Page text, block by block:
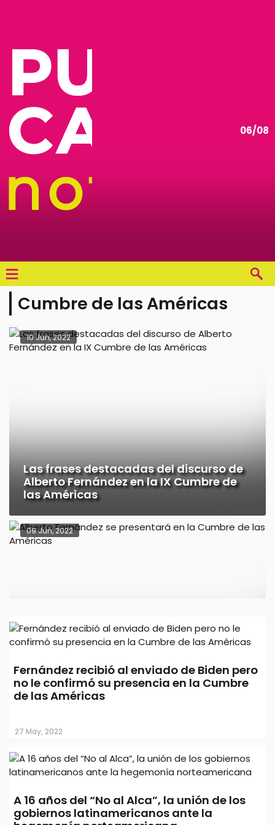
06/08
≡
Cumbre de las Américas
10 Jun, 2022
Las frases destacadas del discurso de
Alberto Fernández en la IX Cumbre de
las Américas
09 Jun, 2022
Alberto Fernández se presentará en la
Cumbre de las Américas
Fernández recibió al enviado de Biden pero
no le confirmó su presencia en la Cumbre
de las Américas
27 May, 2022
A 16 años del “No al Alca”, la unión de los
gobiernos latinamericanos ante la